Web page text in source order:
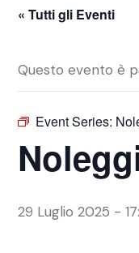
« Tutti gli Eventi
Questo evento è
Event Series:
29 Luglio 2025 -